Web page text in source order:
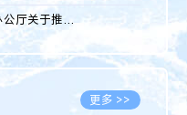
市场监管总局办公厅关于推广第一批全国商业秘密保护创新试点典型...
2026.08.05
更多 >>